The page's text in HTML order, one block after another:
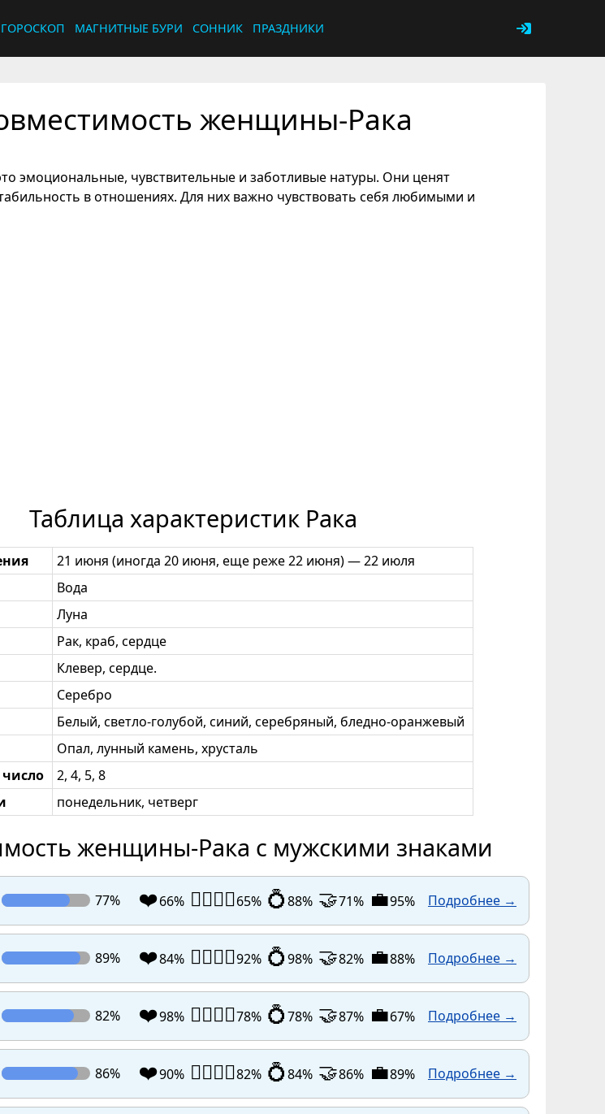
ГОРОСКОП МАГНИТНЫЕ БУРИ СОННИК ПРАЗДНИКИ
женщины-Рака
эмоциональные, чувствительные и заботливые натуры. Они ценят
в отношениях. Для них важно чувствовать себя любимыми и
Таблица характеристик Рака
21 июня (иногда 20 июня, еще реже 22 июня) — 22 июля
Вода
Луна
Рак, краб, сердце
Клевер, сердце.
Серебро
Белый, светло-голубой, синий, серебряный, бледно-оранжевый
Опал, лунный камень, хрусталь
2, 4, 5, 8
понедельник, четверг
женщины-Рака с мужскими знаками
77% ❤️66% 👩‍❤️‍💋‍👨65% 💍88% 🤝71% 💼95% Подробнее →
89% ❤️84% 👩‍❤️‍💋‍👨92% 💍98% 🤝82% 💼88% Подробнее →
82% ❤️98% 👩‍❤️‍💋‍👨78% 💍78% 🤝87% 💼67% Подробнее →
86% ❤️90% 👩‍❤️‍💋‍👨82% 💍84% 🤝86% 💼89% Подробнее →